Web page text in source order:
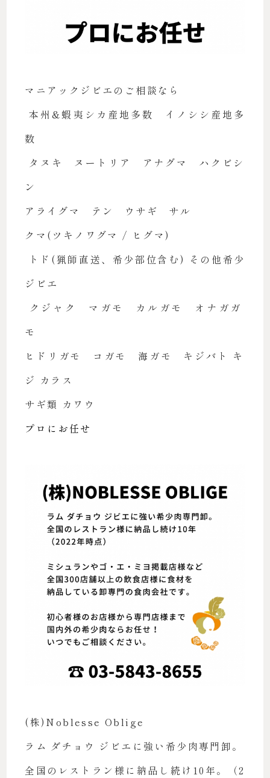
マニアックジビエのご相談なら
本州&蝦夷シカ産地多数 イノシシ産地多
数
タヌキ ヌートリア アナグマ ハクビシ
ン
アライグマ テン ウサギ サル
クマ(ツキノワグマ / ヒグマ)
トド(猟師直送、希少部位含む) その他希少
ジビエ
クジャク マガモ カルガモ オナガガ
モ
ヒドリガモ コガモ 海ガモ キジバト キ
ジ カラス
サギ類 カワウ
プロにお任せ
(株)Noblesse Oblige
ラム ダチョウ ジビエに強い希少肉専門卸。
全国のレストラン様に納品し続け10年。（2